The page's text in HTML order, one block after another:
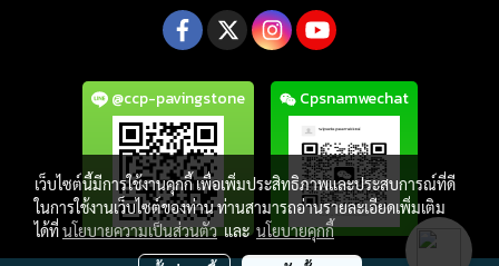
@ccp-pavingstone Cpsnamwechat
เว็บไซต์นี้มีการใช้งานคุกกี้ เพื่อเพิ่มประสิทธิภาพและประสบการณ์ที่ดี
ในการใช้งานเว็บไซต์ของท่าน ท่านสามารถอ่านรายละเอียดเพิ่มเติม
ได้ที่นโยบายความเป็นส่วนตัวและนโยบายคุกกี้